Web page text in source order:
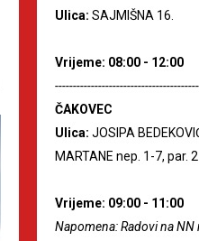
Ulica: SAJMIŠNA 16.
Vrijeme: 08:00 - 12:00
ČAKOVEC
Ulica: JOSIPA
MARTANE nep. 1-7, par.
Vrijeme: 09:00 - 11:00
Napomena: Radovi na NN